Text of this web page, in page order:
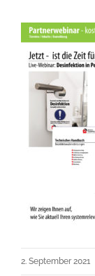
2. September 2021